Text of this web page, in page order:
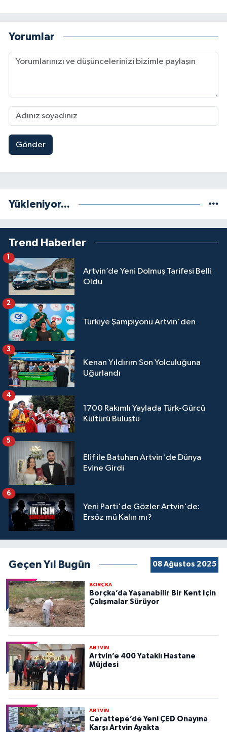
Yorumlar
Gönder
Yükleniyor...
Trend Haberler
Artvin’de Yeni Dolmuş Tarifesi Belli
Oldu
Türkiye Şampiyonu Artvin'den
2
Kenan Yıldırım Son Yolculuğuna
Uğurlandı
3
1700 Rakımlı Yaylada Türk-Gürcü
Kültürü Buluştu
4
Elif ile Batuhan Artvin'de Dünya
Evine Girdi
5
Yeni Parti'de Gözler Artvin'de:
Ersöz mü Kalın mı?
6
Geçen Yıl Bugün 08 Ağustos 2025
BORÇKA
Borçka’da Yaşanabilir Bir Kent İçin
Çalışmalar Sürüyor
ARTVİN
Artvin’e 400 Yataklı Hastane
Müjdesi
ARTVİN
Cerattepe’de Yeni ÇED Onayına
Karşı Artvin Ayakta